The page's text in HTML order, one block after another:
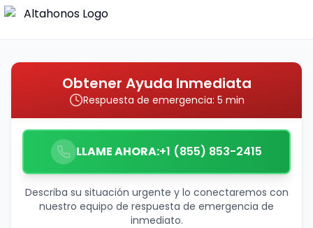
Obtener Ayuda Inmediata
Respuesta de emergencia: 5 min
LLAME AHORA:+1 (855) 853-2415
Describa su situación urgente y lo conectaremos con
nuestro equipo de respuesta de emergencia de
inmediato.